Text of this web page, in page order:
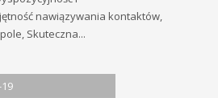
nawiązywania kontaktów,
Skuteczna...